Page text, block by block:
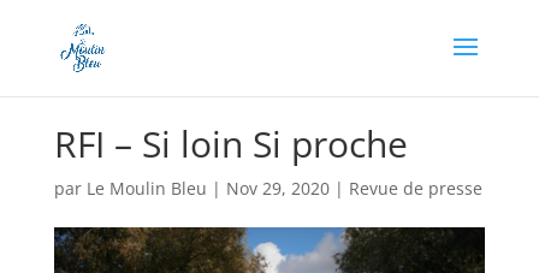
RFI – Si loin Si proche
par Le Moulin Bleu | Nov 29, 2020| Revue de presse
Appel à dons en cours, soutenez-nous en cliquant